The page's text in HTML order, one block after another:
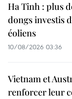
Ha Tinh : plus
dongs investis
éoliens
10/08/2026 03:36
Vietnam et
renforcer leur